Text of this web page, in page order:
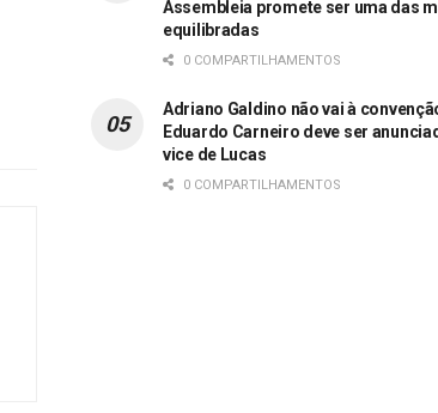
Assembleia promete ser uma das
equilibradas
0 COMPARTILHAMENTOS
Adriano Galdino não vai à
Eduardo Carneiro deve ser
vice de Lucas
0 COMPARTILHAMENTOS